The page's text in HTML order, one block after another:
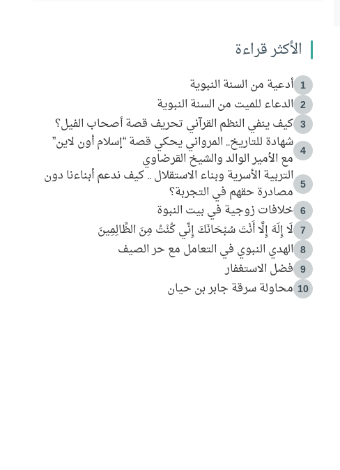
الأكثر قراءة
1 أدعية من السنة النبوية
2 الدعاء للميت من السنة النبوية
3 كيف ينفي النظم القرآني تحريف قصة أصحاب الفيل؟
4
شهادة للتاريخ.. المرواني يحكي قصة “إسلام أون لاين”
مع الأمير الوالد والشيخ القرضاوي
5
التربية الأسرية وبناء الاستقلال .. كيف ندعم أبناءنا دون
مصادرة حقهم في التجربة؟
6 خلافات زوجية في بيت النبوة
7 لَا إِلَهَ إِلَّا أَنْتَ سُبْحَانَكَ إِنِّي كُنْتُ مِنَ الظَّالِمِينَ
8 الهدي النبوي في التعامل مع حر الصيف
9 فضل الاستغفار
10 محاولة سرقة جابر بن حيان